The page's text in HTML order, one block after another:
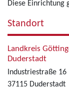
Diese Einrichtung
Standort
Landkreis
Duderstadt
Industriestraße 16
37115 Duderstadt